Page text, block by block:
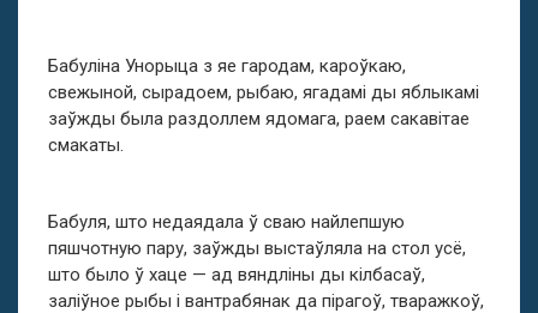
Бабуліна Унорыца з яе гародам, кароўкаю,
свежыной, сырадоем, рыбаю, ягадамі ды яблыкамі
заўжды была раздоллем ядомага, раем сакавітае
смакаты.
Бабуля, што недаядала ў сваю найлепшую
пяшчотную пару, заўжды выстаўляла на стол усё,
што было ў хаце — ад вяндліны ды кілбасаў,
заліўное рыбы і вантрабянак да пірагоў, тваражкоў,